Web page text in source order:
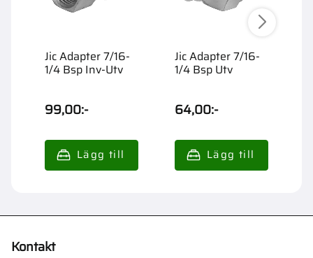
Jic Adapter 7/16-
1/4 Bsp Inv-Utv
99,00:-
Jic Adapter 7/16-
1/4 Bsp Utv
64,00:-
Kontakt